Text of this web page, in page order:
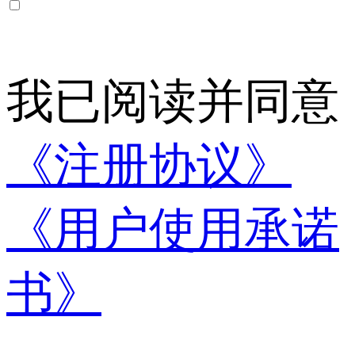
我已阅读并同意
《注册协议》
《用户使用承诺
书》